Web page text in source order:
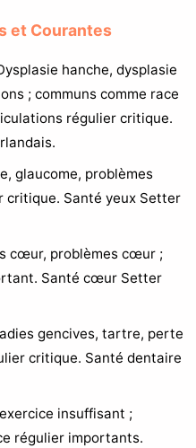
et Courantes
hanche, dysplasie
; communs comme race
régulier critique.
glaucome, problèmes
critique. Santé yeux Setter
cœur, problèmes cœur ;
Santé cœur Setter
gencives, tartre, perte
critique. Santé dentaire
insuffisant ;
régulier importants.